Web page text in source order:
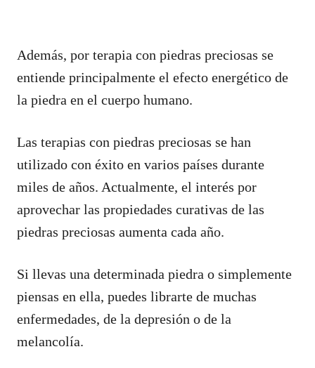
Además, por terapia con piedras preciosas se
entiende principalmente el efecto energético de
la piedra en el cuerpo humano.
Las terapias con piedras preciosas se han
utilizado con éxito en varios países durante
miles de años. Actualmente, el interés por
aprovechar las propiedades curativas de las
piedras preciosas aumenta cada año.
Si llevas una determinada piedra o simplemente
piensas en ella, puedes librarte de muchas
enfermedades, de la depresión o de la
melancolía.